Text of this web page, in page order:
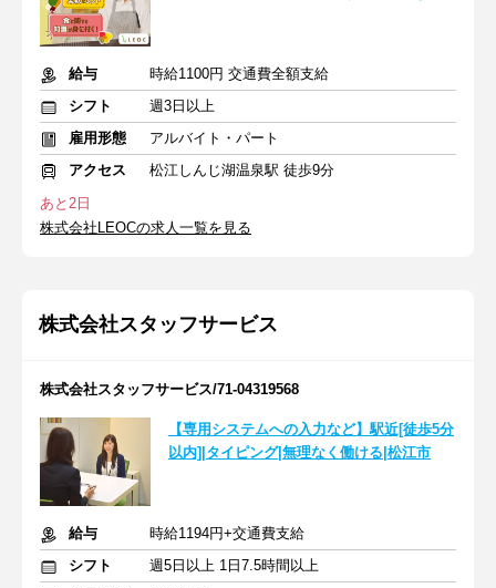
給与
時給1100円 交通費全額支給
シフト
週3日以上
雇用形態
アルバイト・パート
アクセス
松江しんじ湖温泉駅 徒歩9分
あと2日
株式会社LEOCの求人一覧を見る
株式会社スタッフサービス
株式会社スタッフサービス/71-04319568
【専用システムへの入力など】駅近[徒歩5分
以内]|タイピング|無理なく働ける|松江市
給与
時給1194円+交通費支給
シフト
週5日以上 1日7.5時間以上